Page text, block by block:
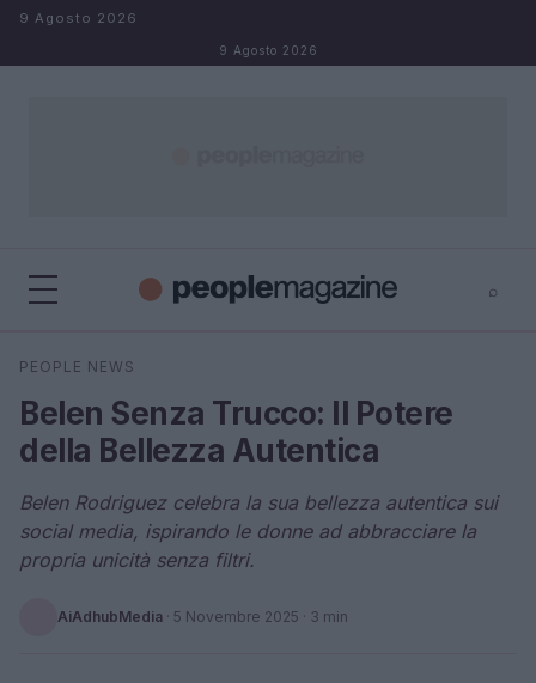
Salta al contenuto
9 Agosto 2026
9 Agosto 2026
⌕
Cerca
PEOPLE NEWS
Belen Senza Trucco: Il Potere
della Bellezza Autentica
Belen Rodriguez celebra la sua bellezza autentica sui
social media, ispirando le donne ad abbracciare la
propria unicità senza filtri.
AiAdhubMedia · 5 Novembre 2025 · 3 min